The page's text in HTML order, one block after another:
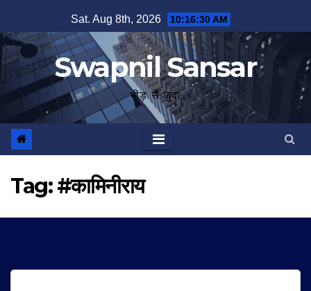
to
content
Sat. Aug 8th, 2026 10:16:31 AM
Swapnil Sansar
भीड़ से जुदा
Tag:#कामिनीराय